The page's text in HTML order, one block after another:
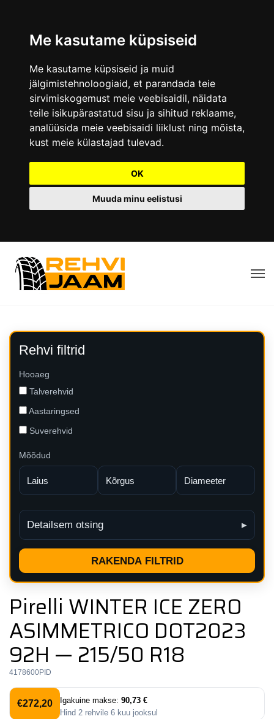
Me kasutame küpsiseid
Me kasutame küpsiseid ja muid
jälgimistehnoloogiaid, et parandada teie
sirvimiskogemust meie veebisaidil, näidata
teile isikupärastatud sisu ja sihitud reklaame,
analüüsida meie veebisaidi liiklust ning mõista,
kust meie külastajad tulevad.
OK
Muuda minu eelistusi
Rehvi filtrid
Hooaeg
Talverehvid
Aastaringsed
Suverehvid
Mõõdud
Detailsem otsing
RAKENDA FILTRID
Pirelli WINTER ICE ZERO
ASIMMETRICO DOT2023
92H — 215/50 R18
4178600PID
€272,20 Igakuine makse: 90,73 €
Hind 2 rehvile 6 kuu jooksul